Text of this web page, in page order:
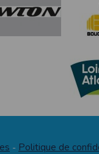
sur lesquelles ils
y compris les
la durée la plus
le fichier
- Politique de
et à l'interface
appropriées ont été
aux données
disposition des
dans son événement.
que les modalités et